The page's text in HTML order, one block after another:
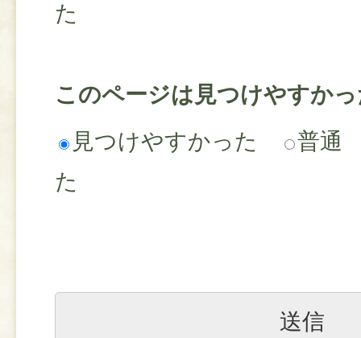
た
このページは見つけやすか
見つけやすかった
普通
た